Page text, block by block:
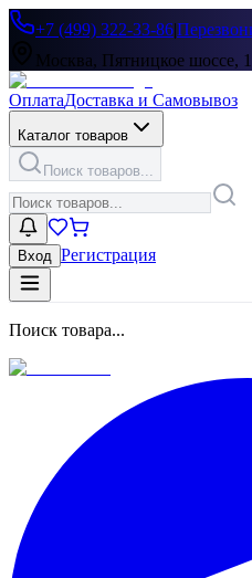
+7 (499) 322-33-86|
Москва, Пятницкое шоссе,
ОплатаДоставка и Самовывоз
Каталог товаров
Поиск товаров...
Вход Регистрация
Поиск товара...